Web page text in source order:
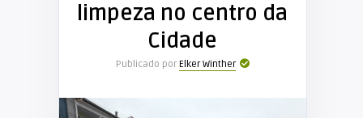
limpeza no centro da
Cidade
Publicado por Elker Winther